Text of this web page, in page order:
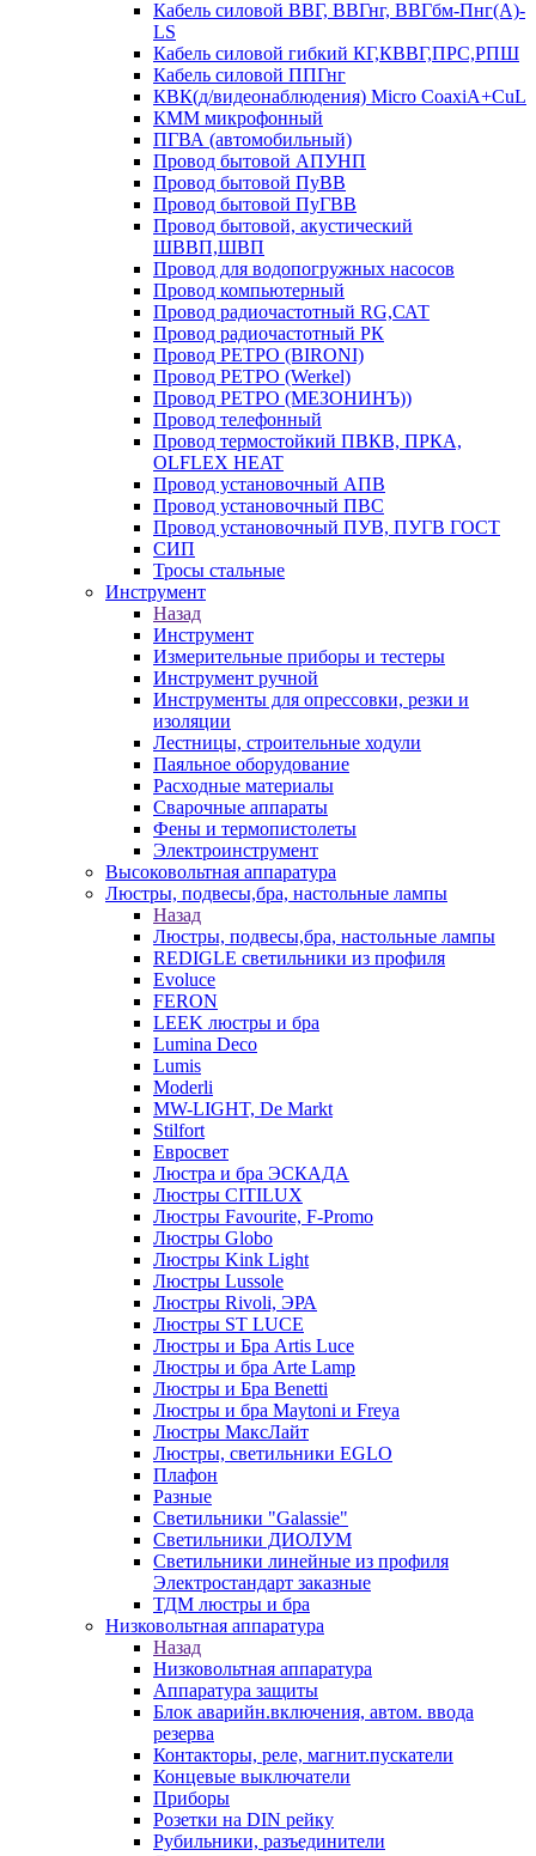
Кабель силовой ВВГ, ВВГнг, ВВГбм-Пнг(А)-
LS
Кабель силовой гибкий КГ,КВВГ,ПРС,РПШ
Кабель силовой ППГнг
КВК(д/видеонаблюдения) Micro CoaxiA+CuL
КММ микрофонный
ПГВА (автомобильный)
Провод бытовой АПУНП
Провод бытовой ПуВВ
Провод бытовой ПуГВВ
Провод бытовой, акустический
ШВВП,ШВП
Провод для водопогружных насосов
Провод компьютерный
Провод радиочастотный RG,САТ
Провод радиочастотный РК
Провод РЕТРО (BIRONI)
Провод РЕТРО (Werkel)
Провод РЕТРО (МЕЗОНИНЪ))
Провод телефонный
Провод термостойкий ПВКВ, ПРКА,
OLFLEX HEAT
Провод установочный АПВ
Провод установочный ПВС
Провод установочный ПУВ, ПУГВ ГОСТ
СИП
Тросы стальные
Инструмент
Назад
Инструмент
Измерительные приборы и тестеры
Инструмент ручной
Инструменты для опрессовки, резки и
изоляции
Лестницы, строительные ходули
Паяльное оборудование
Расходные материалы
Сварочные аппараты
Фены и термопистолеты
Электроинструмент
Высоковольтная аппаратура
Люстры, подвесы,бра, настольные лампы
Назад
Люстры, подвесы,бра, настольные лампы
REDIGLE светильники из профиля
Evoluce
FERON
LEEK люстры и бра
Lumina Deco
Lumis
Moderli
MW-LIGHT, De Markt
Stilfort
Евросвет
Люстра и бра ЭСКАДА
Люстры CITILUX
Люстры Favourite, F-Promo
Люстры Globo
Люстры Kink Light
Люстры Lussole
Люстры Rivoli, ЭРА
Люстры ST LUCE
Люстры и Бра Artis Luce
Люстры и бра Arte Lamp
Люстры и Бра Benetti
Люстры и бра Maytoni и Freya
Люстры МаксЛайт
Люстры, светильники EGLO
Плафон
Разные
Светильники "Galassie"
Светильники ДИОЛУМ
Светильники линейные из профиля
Электростандарт заказные
ТДМ люстры и бра
Низковольтная аппаратура
Назад
Низковольтная аппаратура
Аппаратура защиты
Блок аварийн.включения, автом. ввода
резерва
Контакторы, реле, магнит.пускатели
Концевые выключатели
Приборы
Розетки на DIN рейку
Рубильники, разъединители